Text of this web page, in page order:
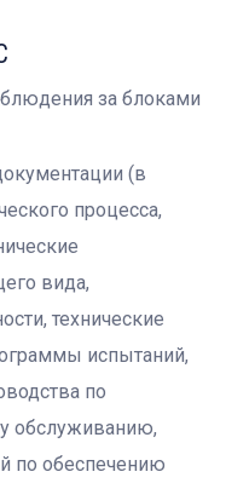
за блоками
(в
процесса,
вида,
технические
испытаний,
по
обслуживанию,
по обеспечению